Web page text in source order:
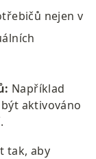
nejen v
Například
aktivováno
tak, aby